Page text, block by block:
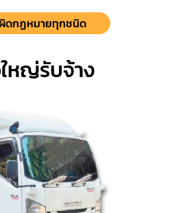
ดกฏหมายทุกชนิด
หญ่รับจ้าง